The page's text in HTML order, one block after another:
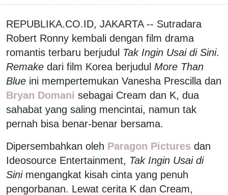
REPUBLIKA.CO.ID, JAKARTA -- Sutradara
Robert Ronny kembali dengan film drama
romantis terbaru berjudul Tak Ingin Usai di Sini.
Remake dari film Korea berjudul More Than
Blue ini mempertemukan Vanesha Prescilla dan
Bryan Domani sebagai Cream dan K, dua
sahabat yang saling mencintai, namun tak
pernah bisa benar-benar bersama.
Dipersembahkan oleh Paragon Pictures dan
Ideosource Entertainment, Tak Ingin Usai di
Sinimengangkat kisah cinta yang penuh
pengorbanan. Lewat cerita K dan Cream,